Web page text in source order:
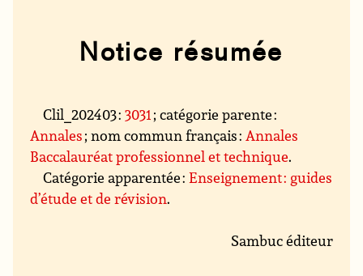
Notice résumée
Clil_202403 :3031 ; catégorie parente :
Annales; nom commun français : Annales
Baccalauréat professionnel et technique.
Catégorie apparentée :Enseignement : guides
d’étude et de révision.
Sambuc éditeur